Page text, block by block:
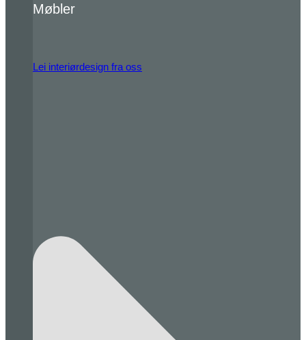
Møbler
Lei interiørdesign fra oss